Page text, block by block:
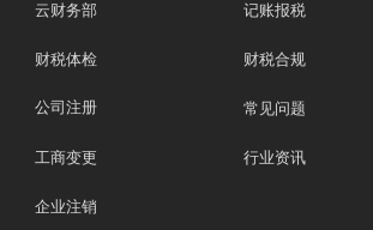
云财务部
财税体检
公司注册
工商变更
企业注销
记账报税
财税合规
常见问题
行业资讯